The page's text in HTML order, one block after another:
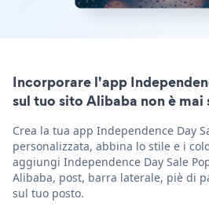
Incorporare l'app
sul tuo sito Alibaba non è
Crea la tua app Independence Day
personalizzata, abbina lo stile e i
aggiungi Independence Day Sale
Alibaba, post, barra laterale, piè di
sul tuo posto.